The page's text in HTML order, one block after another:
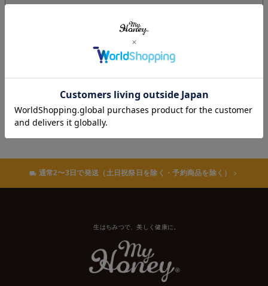
通常2〜3日で発送（土日祝祭日を除く・予約商品を除く）
生はちみつで、美しく健康に。